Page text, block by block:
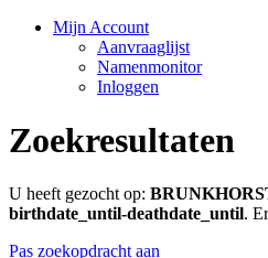
Mijn Account
Aanvraaglijst
Namenmonitor
Inloggen
Zoekresultaten
U heeft gezocht op:
birthdate_until-deathdate_until.
Pas zoekopdracht aan